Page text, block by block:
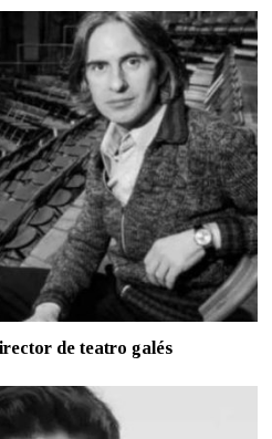
de teatro galés